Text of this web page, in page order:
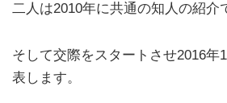
二人は2010年に共通の知人の紹介
そして交際をスタートさせ2016年
表します。